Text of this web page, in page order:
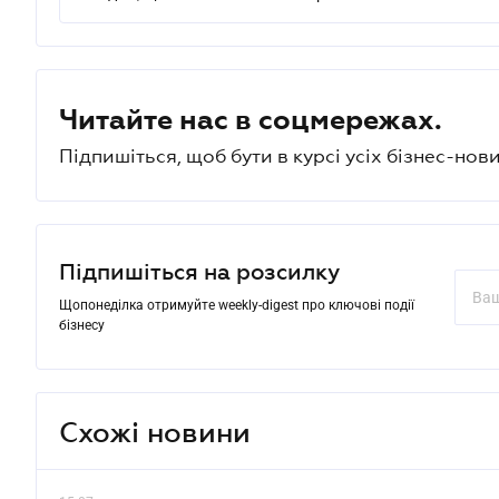
Читайте нас в соцмережах.
Підпишіться, щоб бути в курсі усіх бізнес-
Підпишіться на розсилку
Щопонеділка отримуйте weekly-digest про ключові події
бізнесу
Схожі новини